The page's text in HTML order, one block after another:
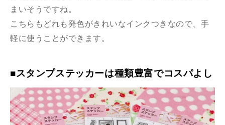
まいそうですね。
こちらもどれも発色がきれいなインクつきなので、手
軽に使うことができます。
■スタンプステッカーは種類豊富でコスパよし